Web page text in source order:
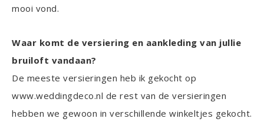
mooi vond.
Waar komt de versiering en aankleding van jullie
bruiloft vandaan?
De meeste versieringen heb ik gekocht op
www.weddingdeco.nl de rest van de versieringen
hebben we gewoon in verschillende winkeltjes gekocht.